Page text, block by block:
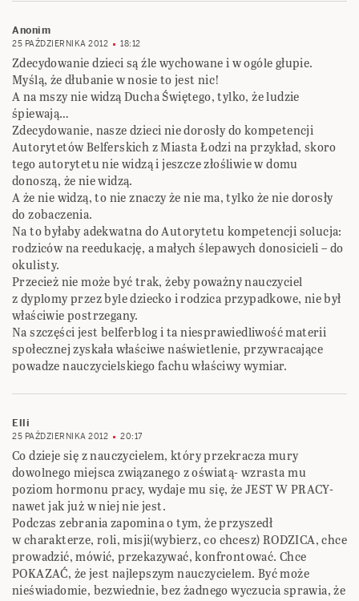
Anonim
25 PAŹDZIERNIKA 2012 18:12
Zdecydowanie dzieci są źle wychowane i w ogóle głupie.
Myślą, że dłubanie w nosie to jest nic!
A na mszy nie widzą Ducha Świętego, tylko, że ludzie
śpiewają…
Zdecydowanie, nasze dzieci nie dorosły do kompetencji
Autorytetów Belferskich z Miasta Łodzi na przykład, skoro
tego autorytetu nie widzą i jeszcze złośliwie w domu
donoszą, że nie widzą.
A że nie widzą, to nie znaczy że nie ma, tylko że nie dorosły
do zobaczenia.
Na to byłaby adekwatna do Autorytetu kompetencji solucja:
rodziców na reedukację, a małych ślepawych donosicieli – do
okulisty.
Przecież nie może być trak, żeby poważny nauczyciel
z dyplomy przez byle dziecko i rodzica przypadkowe, nie był
właściwie postrzegany.
Na szczęści jest belferblog i ta niesprawiedliwość materii
społecznej zyskała właściwe naświetlenie, przywracające
powadze nauczycielskiego fachu właściwy wymiar.
Elli
25 PAŹDZIERNIKA 2012 20:17
Co dzieje się z nauczycielem, który przekracza mury
dowolnego miejsca związanego z oświatą- wzrasta mu
poziom hormonu pracy, wydaje mu się, że JEST W PRACY-
nawet jak już w niej nie jest.
Podczas zebrania zapomina o tym, że przyszedł
w charakterze, roli, misji(wybierz, co chcesz) RODZICA, chce
prowadzić, mówić, przekazywać, konfrontować. Chce
POKAZAĆ, że jest najlepszym nauczycielem. Być może
nieświadomie, bezwiednie, bez żadnego wyczucia sprawia, że